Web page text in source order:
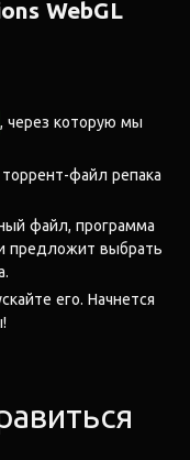
WebGL
, через которую мы
файл репака
файл, программа
предложит выбрать
его. Начнется